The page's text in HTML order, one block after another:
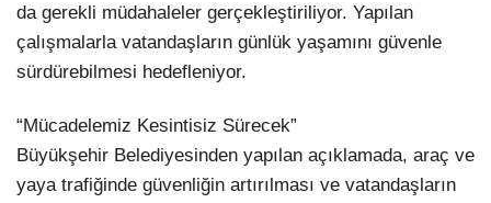
da gerekli müdahaleler gerçekleştiriliyor. Yapılan
çalışmalarla vatandaşların günlük yaşamını güvenle
sürdürebilmesi hedefleniyor.
“Mücadelemiz Kesintisiz Sürecek”
Büyükşehir Belediyesinden yapılan açıklamada, araç ve
yaya trafiğinde güvenliğin artırılması ve vatandaşların